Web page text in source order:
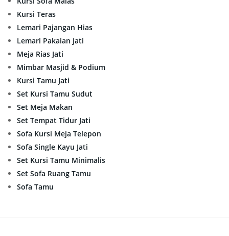
Kursi Teras
Lemari Pajangan Hias
Lemari Pakaian Jati
Meja Rias Jati
Mimbar Masjid & Podium
Kursi Tamu Jati
Set Kursi Tamu Sudut
Set Meja Makan
Set Tempat Tidur Jati
Sofa Kursi Meja Telepon
Sofa Single Kayu Jati
Set Kursi Tamu Minimalis
Set Sofa Ruang Tamu
Sofa Tamu